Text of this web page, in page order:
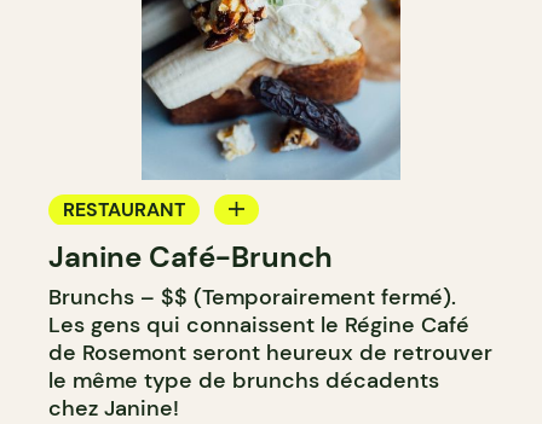
RESTAURANT
CAFÉ
Janine Café-Brunch
Brunchs – $$ (Temporairement fermé).
Les gens qui connaissent le Régine Café
de Rosemont seront heureux de retrouver
le même type de brunchs décadents
chez Janine!